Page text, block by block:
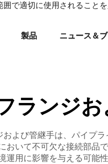
で適切に使用されること
製品 ニュース＆
ランジ
よび管継手は、パイプ
おいて不可欠な接続部品
運用に影響を与える可